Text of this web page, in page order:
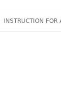
INSTRUCTION FOR